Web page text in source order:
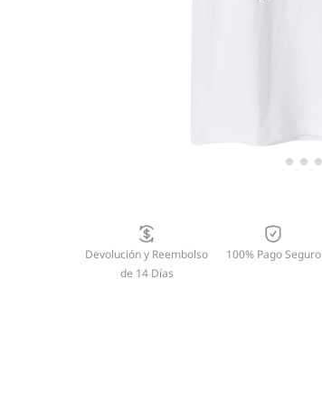
Devolución y Reembolso
de 14 Días
100% Pago Seguro